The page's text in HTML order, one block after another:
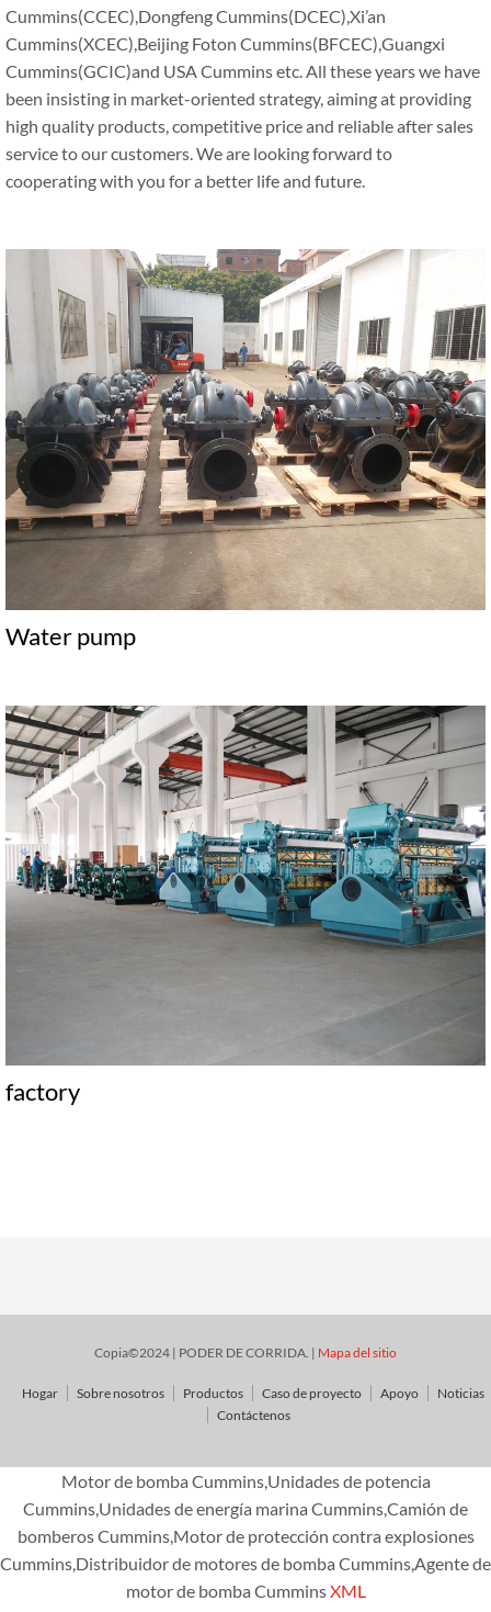
Cummins(CCEC),Dongfeng Cummins(DCEC),Xi’an
Cummins(XCEC),Beijing Foton Cummins(BFCEC),Guangxi
Cummins(GCIC)and USA Cummins etc.All these years we have
been insisting in market-oriented strategy,aiming at providing
high quality products,competitive price and reliable after sales
service to our customers.We are looking forward to
cooperating with you for a better life and future.
Water pump
factory
Copia©2024 | PODER DE CORRIDA. | Mapa del sitio
Hogar Sobre nosotros Productos Caso de proyecto Apoyo
Noticias
Contáctenos
Motor de bomba Cummins,Unidades de potencia
Cummins,Unidades de energía marina Cummins,Camión de
bomberos Cummins,Motor de protección contra explosiones
Cummins,Distribuidor de motores de bomba Cummins,Agente de
motor de bomba CumminsXML